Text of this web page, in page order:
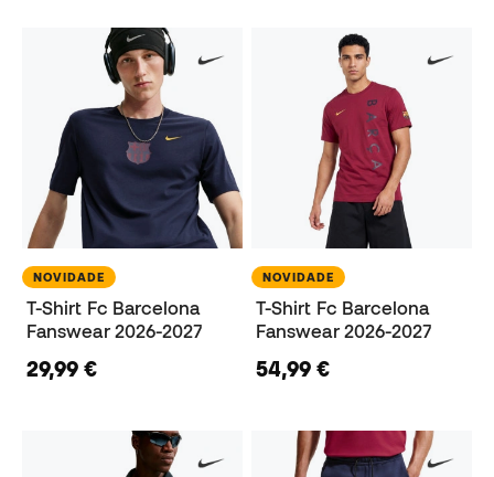
NOVIDADE
T-Shirt Fc Barcelona
Fanswear 2026-2027
29,99 €
NOVIDADE
T-Shirt Fc Barcelona
Fanswear 2026-2027
54,99 €